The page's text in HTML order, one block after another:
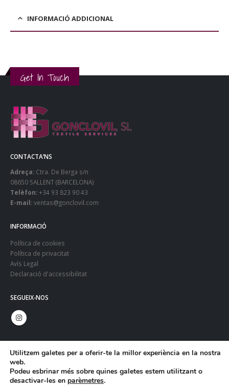
INFORMACIÓ ADDICIONAL
Get In Touch
CONTACTA’NS
Adreça: Ctra. De Berga s/n
08650 SALLENT (BARCELONA)
Telèfon:+34 93 823 90 43
E-mail:ventas@gonclovil.com
INFORMACIÓ
Política de cookies
Política de privacitat
Avís Legal
Declaració d'accessibilitat
SEGUEIX-NOS
Utilitzem galetes per a oferir-te la millor experiència en la nostra
web.
Podeu esbrinar més sobre quines galetes estem utilitzant o
desactivar-les en parèmetres.